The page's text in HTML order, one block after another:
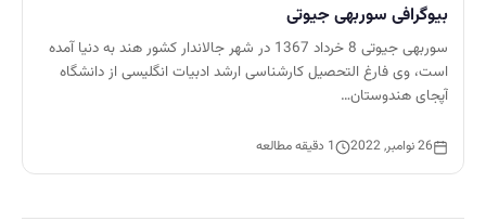
بیوگرافی سوربهی جیوتی
سوربهی جیوتی 8 خرداد 1367 در شهر جالاندار کشور هند به دنیا آمده
است، وی فارغ التحصیل کارشناسی ارشد ادبیات انگلیسی از دانشگاه
آپجای هندوستان…
26 نوامبر, 2022 1 دقیقه مطالعه